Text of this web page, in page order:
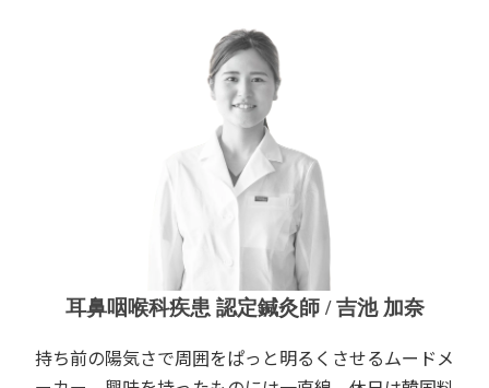
耳鼻咽喉科疾患 認定鍼灸師 / 吉池 加奈
持ち前の陽気さで周囲をぱっと明るくさせるムードメ